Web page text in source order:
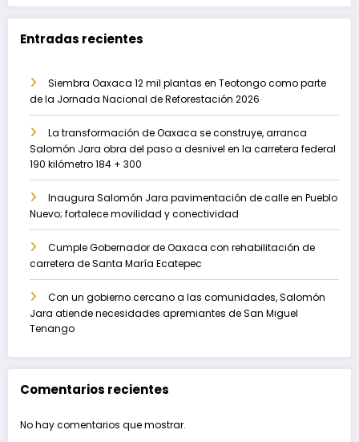
Entradas recientes
Siembra Oaxaca 12 mil plantas en Teotongo como parte
de la Jornada Nacional de Reforestación 2026
La transformación de Oaxaca se construye, arranca
Salomón Jara obra del paso a desnivel en la carretera federal
190 kilómetro 184 + 300
Inaugura Salomón Jara pavimentación de calle en Pueblo
Nuevo; fortalece movilidad y conectividad
Cumple Gobernador de Oaxaca con rehabilitación de
carretera de Santa María Ecatepec
Con un gobierno cercano a las comunidades, Salomón
Jara atiende necesidades apremiantes de San Miguel
Tenango
Comentarios recientes
No hay comentarios que mostrar.